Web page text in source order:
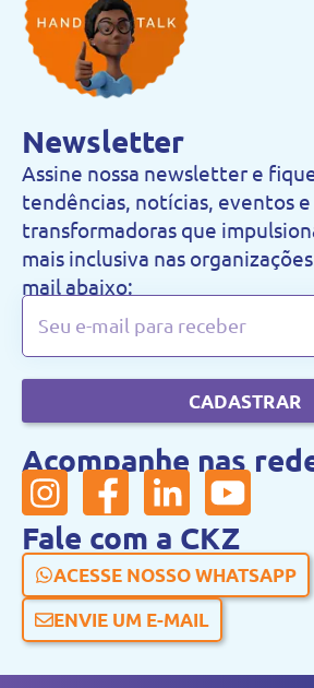
Newsletter
Assine nossa newsletter e
tendências, notícias, eventos
transformadoras que
mais inclusiva nas
mail abaixo:
CADASTRAR
Acompanhe nas
Fale com a CKZ
ACESSE NOSSO WHATSAPP
ENVIE UM E-MAIL